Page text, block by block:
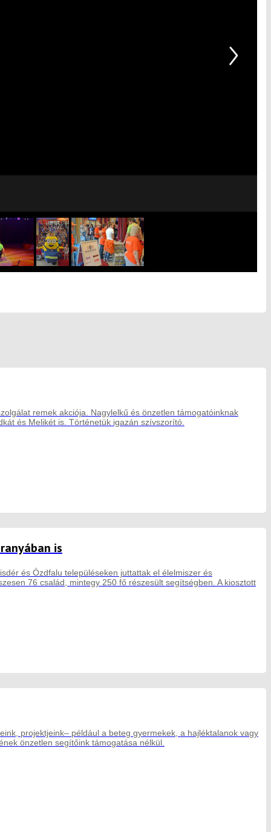
remek akciója. Nagylelkű és önzetlen támogatóinknak
és Melikét is. Történetük igazán szívszorító.
is
és Ózdfalu településeken juttattak el élelmiszer és
76 család, mintegy 250 fő részesült segítségben. A kiosztott
projektjeink– például a beteg gyermekek, a hajléktalanok vagy
önzetlen segítőink támogatása nélkül.